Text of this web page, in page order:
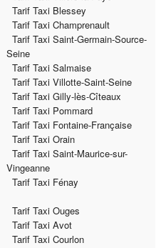
Tarif Taxi Blessey
Tarif Taxi Champrenault
Tarif Taxi Saint-Germain-Source-
Seine
Tarif Taxi Salmaise
Tarif Taxi Villotte-Saint-Seine
Tarif Taxi Gilly-lès-Cîteaux
Tarif Taxi Pommard
Tarif Taxi Fontaine-Française
Tarif Taxi Orain
Tarif Taxi Saint-Maurice-sur-
Vingeanne
Tarif Taxi Fénay
Tarif Taxi Ouges
Tarif Taxi Avot
Tarif Taxi Courlon